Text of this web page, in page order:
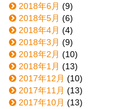
2018年6月 (9)
2018年5月 (6)
2018年4月 (4)
2018年3月 (9)
2018年2月 (10)
2018年1月 (13)
2017年12月 (10)
2017年11月 (13)
2017年10月 (13)